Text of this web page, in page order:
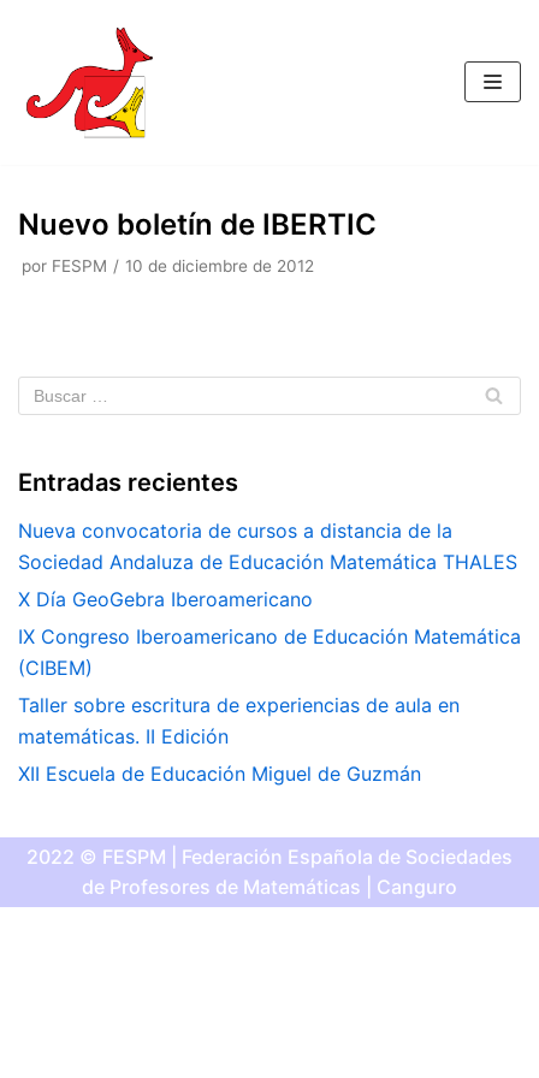
Saltar
al
contenido
Nuevo boletín de IBERTIC
por FESPM 10 de diciembre de 2012
Entradas recientes
Nueva convocatoria de cursos a distancia de la
Sociedad Andaluza de Educación Matemática THALES
X Día GeoGebra Iberoamericano
IX Congreso Iberoamericano de Educación Matemática
(CIBEM)
Taller sobre escritura de experiencias de aula en
matemáticas. II Edición
XII Escuela de Educación Miguel de Guzmán
2022 © FESPM | Federación Española de Sociedades
de Profesores de Matemáticas | Canguro